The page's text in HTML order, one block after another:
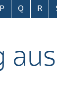
P Q R